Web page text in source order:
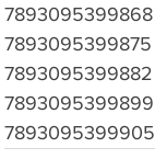
7893095399868
7893095399875
7893095399882
7893095399899
7893095399905